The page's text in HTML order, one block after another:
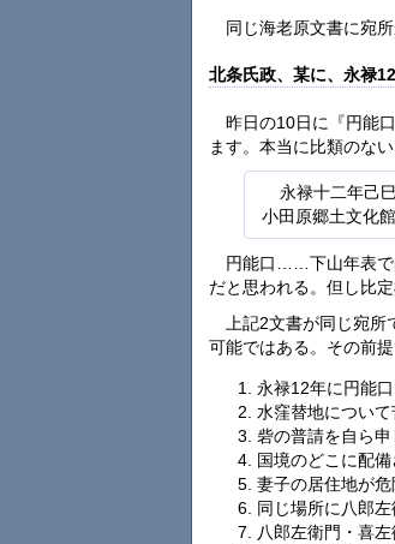
同じ海老原文書に宛
北条氏政、某に、永禄
昨日の10日に『円能
ます。本当に比類のな
永禄十二年己
小田原郷土文化
円能口……下山年表で
だと思われる。但し比定
上記2文書が同じ宛
可能ではある。その前
永禄12年に円能
水窪替地につい
砦の普請を自ら
国境のどこに配
妻子の居住地が
同じ場所に八郎
八郎左衛門・喜